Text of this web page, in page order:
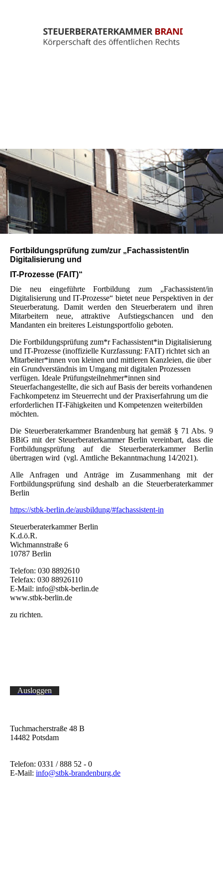
Fortbildungsprüfung zum/zur „Fachassistent/in
Digitalisierung und
IT-Prozesse (FAIT)“
Die neu eingeführte Fortbildung zum „Fachassistent/in
Digitalisierung und IT-Prozesse“ bietet neue Perspektiven in der
Steuerberatung. Damit werden den Steuerberatern und ihren
Mitarbeitern neue, attraktive Aufstiegschancen und den
Mandanten ein breiteres Leistungsportfolio geboten.
Die Fortbildungsprüfung zum*r Fachassistent*in Digitalisierung
und IT-Prozesse (inoffizielle Kurzfassung: FAIT) richtet sich an
Mitarbeiter*innen von kleinen und mittleren Kanzleien, die über
ein Grundverständnis im Umgang mit digitalen Prozessen
verfügen. Ideale Prüfungsteilnehmer*innen sind
Steuerfachangestellte, die sich auf Basis der bereits vorhandenen
Fachkompetenz im Steuerrecht und der Praxiserfahrung um die
erforderlichen IT-Fähigkeiten und Kompetenzen weiterbilden
möchten.
Die Steuerberaterkammer Brandenburg hat gemäß § 71 Abs. 9
BBiG mit der Steuerberaterkammer Berlin vereinbart, dass die
Fortbildungsprüfung auf die Steuerberaterkammer Berlin
übertragen wird (vgl. Amtliche Bekanntmachung 14/2021).
Alle Anfragen und Anträge im Zusammenhang mit der
Fortbildungsprüfung sind deshalb an die Steuerberaterkammer
Berlin
https://stbk-berlin.de/ausbildung/#fachassistent-in
Steuerberaterkammer Berlin
K.d.ö.R.
Wichmannstraße 6
10787 Berlin
Telefon: 030 8892610
Telefax: 030 88926110
E-Mail: info@stbk-berlin.de
www.stbk-berlin.de
zu richten.
Ausloggen
Tuchmacherstraße 48 B
14482 Potsdam
Telefon: 0331 / 888 52 - 0
E-Mail: info@stbk-brandenburg.de